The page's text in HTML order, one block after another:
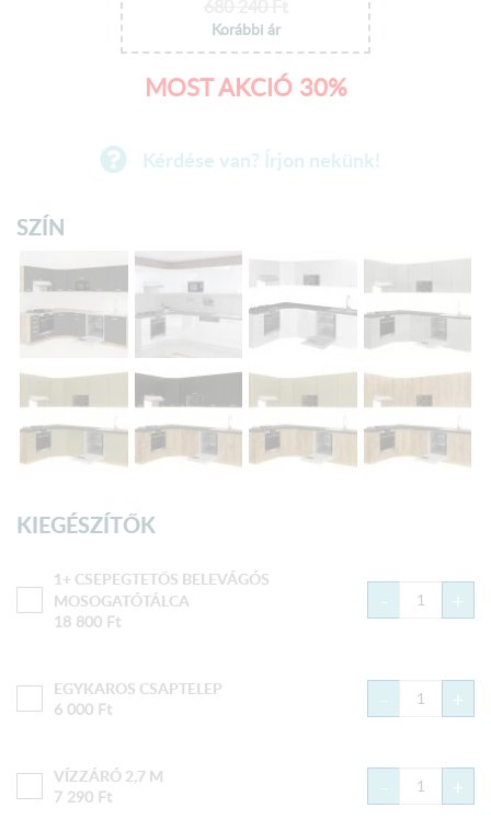
Korábbi ár
MOST AKCIÓ 30%
Kérdése van? Írjon nekünk!
SZÍN
KIEGÉSZÍTŐK
1+ CSEPEGTETŐS BELEVÁGÓS
MOSOGATÓTÁLCA
18 800 Ft
- +
EGYKAROS CSAPTELEP
6 000 Ft - +
VÍZZÁRÓ 2,7 M
7 290 Ft - +